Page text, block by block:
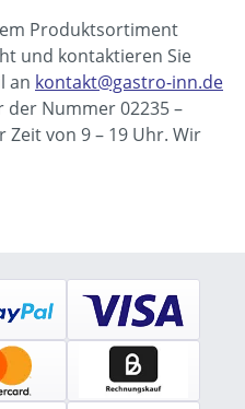
Produktsortiment
und kontaktieren Sie
an kontakt@gastro-inn.de
Nummer 02235 –
Zeit von 9 – 19 Uhr. Wir